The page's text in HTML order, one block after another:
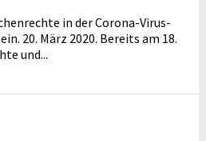
in der Corona-Virus-
20. März 2020. Bereits am 18.
und...